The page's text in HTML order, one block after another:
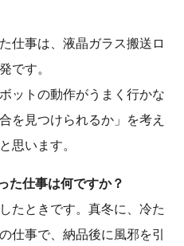
仕事は、液晶ガラス搬送ロ
です。
ットの動作がうまく行かな
を見つけられるか」を考え
思います。
た仕事は何ですか？
たときです。真冬に、冷た
仕事で、納品後に風邪を引